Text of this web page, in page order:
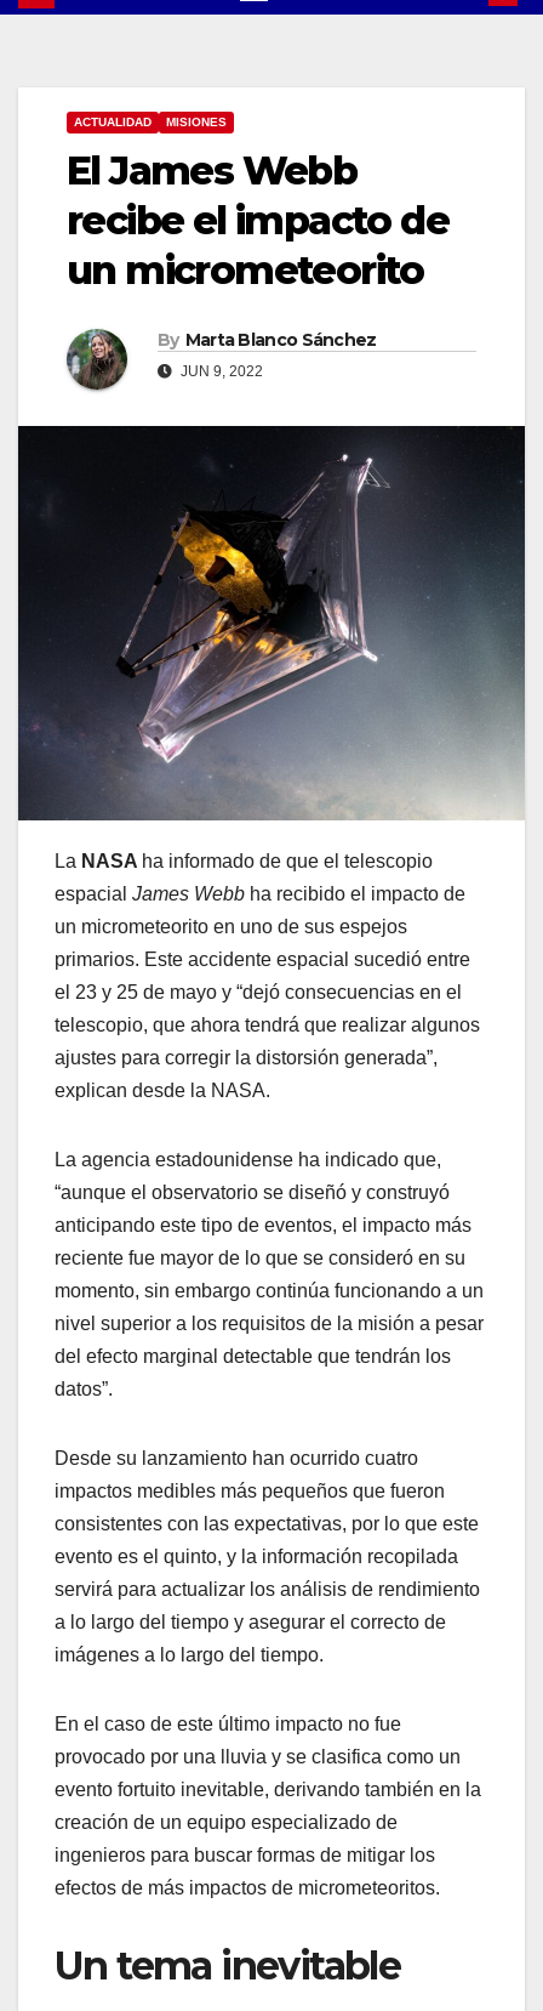
ACTUALIDAD MISIONES
El James Webb
recibe el impacto de
un micrometeorito
By Marta Blanco Sánchez
JUN 9, 2022
La NASA ha informado de que el telescopio
espacial James Webb ha recibido el impacto de
un micrometeorito en uno de sus espejos
primarios. Este accidente espacial sucedió entre
el 23 y 25 de mayo y “dejó consecuencias en el
telescopio, que ahora tendrá que realizar algunos
ajustes para corregir la distorsión generada”,
explican desde la NASA.
La agencia estadounidense ha indicado que,
“aunque el observatorio se diseñó y construyó
anticipando este tipo de eventos, el impacto más
reciente fue mayor de lo que se consideró en su
momento, sin embargo continúa funcionando a un
nivel superior a los requisitos de la misión a pesar
del efecto marginal detectable que tendrán los
datos”.
Desde su lanzamiento han ocurrido cuatro
impactos medibles más pequeños que fueron
consistentes con las expectativas, por lo que este
evento es el quinto, y la información recopilada
servirá para actualizar los análisis de rendimiento
a lo largo del tiempo y asegurar el correcto de
imágenes a lo largo del tiempo.
En el caso de este último impacto no fue
provocado por una lluvia y se clasifica como un
evento fortuito inevitable, derivando también en la
creación de un equipo especializado de
ingenieros para buscar formas de mitigar los
efectos de más impactos de micrometeoritos.
Un tema inevitable